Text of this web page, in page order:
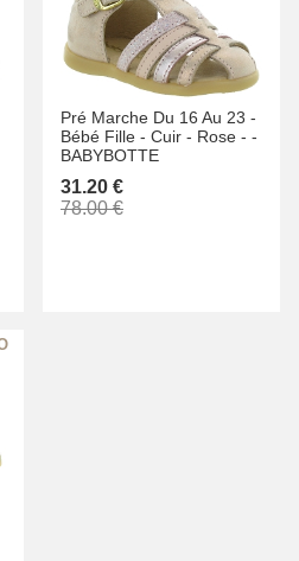
Pré Marche Du 16 Au 23 -
Bébé Fille - Cuir - Rose - -
BABYBOTTE
31.20 €
78.00 €